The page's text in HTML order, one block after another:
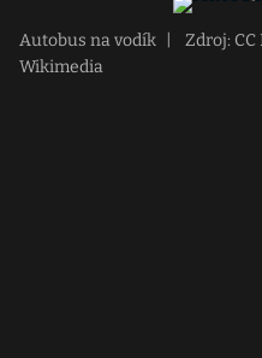
Autobus na vodík
Zdroj: CC
Wikimedia